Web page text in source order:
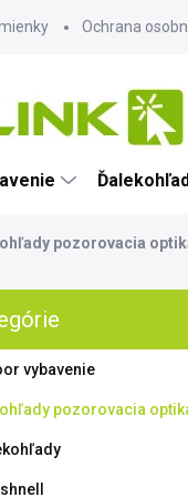
Ochrana
pozorovacia
vybavenie
pozorovacia